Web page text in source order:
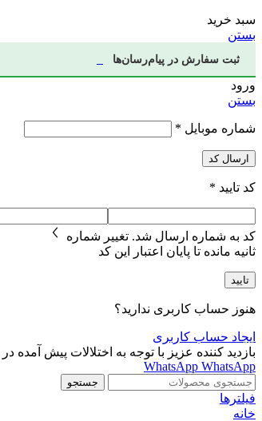
سبد خرید
بستن
ثبت سفارش در پیام‌رسان‌ها
ورود
بستن
شماره موبایل *
ارسال کد
کد تایید *
کد به شماره ارسال شد. تغییر شماره
ثانیه مانده تا پایان اعتبار این کد
تایید
هنوز حساب کاربری ندارید؟
ایجاد حساب کاربری
بازدید کننده عزیز با توجه به اختلالات پیش آمده در اینترنت اگر در روال
WhatsApp WhatsApp
جستجو
فیلترها
خانه